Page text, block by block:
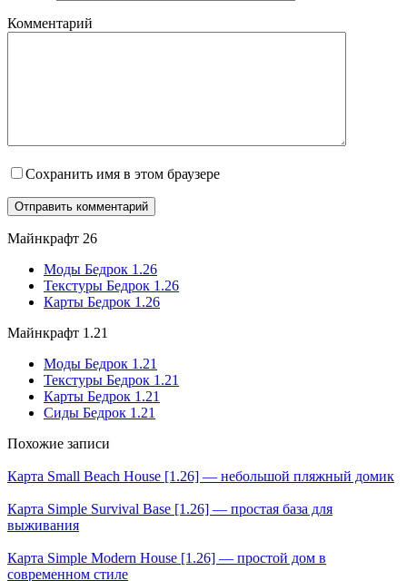
Комментарий
Сохранить имя в этом браузере
Майнкрафт 26
Моды Бедрок 1.26
Текстуры Бедрок 1.26
Карты Бедрок 1.26
Майнкрафт 1.21
Моды Бедрок 1.21
Текстуры Бедрок 1.21
Карты Бедрок 1.21
Сиды Бедрок 1.21
Похожие записи
Карта Small Beach House [1.26] — небольшой пляжный домик
Карта Simple Survival Base [1.26] — простая база для
выживания
Карта Simple Modern House [1.26] — простой дом в
современном стиле